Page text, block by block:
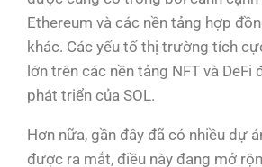
Ethereum và các nền tảng hợp
khác. Các yếu tố thị trường tích
lớn trên các nền tảng NFT và DeFi
phát triển của SOL.
Hơn nữa, gần đây đã có nhiều dự
được ra mắt, điều này đang mở